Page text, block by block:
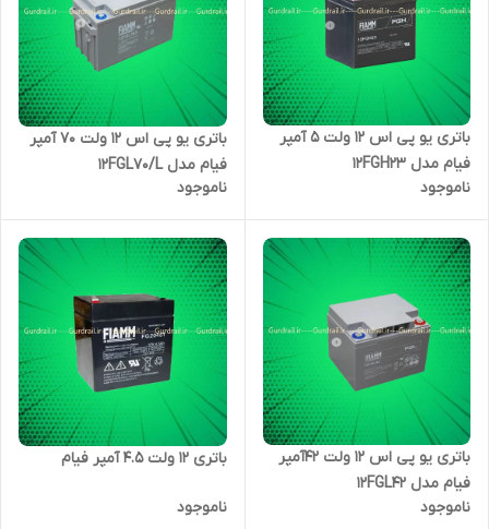
باتری یو پی اس 12 ولت 5 آمپر
فیام مدل 12FGH23
ناموجود
باتری یو پی اس 12 ولت 70 آمپر
فیام مدل 12FGL70/L
ناموجود
باتری یو پی اس 12 ولت 42آمپر
فیام مدل 12FGL42
ناموجود
باتری ۱۲ ولت ۴.۵ آمپر فیام
ناموجود